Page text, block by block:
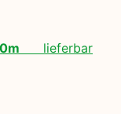
lieferbar